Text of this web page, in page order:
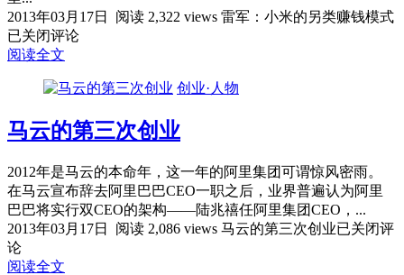
2013年03月17日
阅读 2,322 views 雷军：小米的另类赚钱模式
已关闭评论
阅读全文
创业·人物
马云的第三次创业
2012年是马云的本命年，这一年的阿里集团可谓惊风密雨。
在马云宣布辞去阿里巴巴CEO一职之后，业界普遍认为阿里
巴巴将实行双CEO的架构——陆兆禧任阿里集团CEO，...
2013年03月17日
阅读 2,086 views 马云的第三次创业已关闭评
论
阅读全文